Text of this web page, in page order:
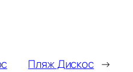
Пляж Дискос →